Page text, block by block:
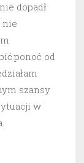
dopadł
nie
od
szansy
w